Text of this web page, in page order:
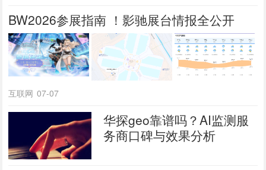
BW2026参展指南 ！影驰展台情报全公开
互联网 07-07
华探geo靠谱吗？AI监测服
务商口碑与效果分析